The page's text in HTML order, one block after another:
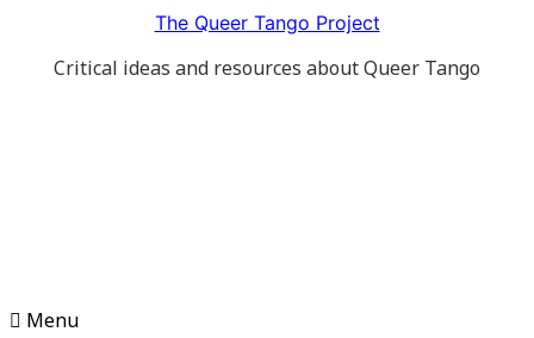
content
The Queer Tango Project
Critical ideas and resources about Queer Tango
Menu